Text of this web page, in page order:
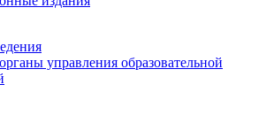
управления образовательной